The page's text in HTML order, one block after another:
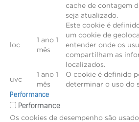
cache de contagem
seja atualizado.
loc
1 ano 1
mês
Este cookie é
um cookie de
entender onde os
compartilham as
localizados.
uvc
1 ano 1
mês
O cookie é definido
determinar o uso do
Performance
Performance
Os cookies de desempenho são